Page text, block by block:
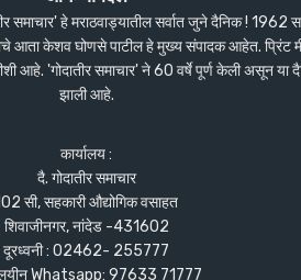
समाचार' हे मराठवाड्यातील सर्वात जुने दैनिक !
केशव घोणसे पाटील हे मुख्य संपादक आहेत. प्रिंट
'गोदातीर समाचार' ने 60 वर्षे पूर्ण केली असून या
झाली आहे.
कार्यालय :
दै. गोदातीर समाचार
सी, सहकारी औद्योगिक वसाहत
शिवाजीनगर, नांदेड -431602
दूरध्वनी : 02462- 255777
Whatsapp: 97633 71777